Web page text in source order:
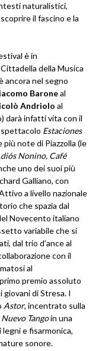
naturalistici,
il fascino e la
è in
della Musica
ancora nel segno
Baroneal
Andriolo al
darà infatti vita con il
spettacolo Estaciones
note di Piazzolla (le
Nonino, Café
uno dei suoi più
Galliano, con
a livello nazionale
che spazia dal
Novecento italiano
variabile che si
dal trio d’ance al
con il
al
premio assoluto
giovani di Stresa. I
Astor, incentrato sulla
Nuevo Tangoin una
e fisarmonica,
sonore.